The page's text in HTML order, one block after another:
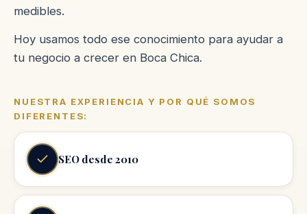
medibles.
Hoy usamos todo ese conocimiento para ayudar a
tu negocio a crecer en Boca Chica.
NUESTRA EXPERIENCIA Y POR QUÉ SOMOS
DIFERENTES:
SEO desde 2010